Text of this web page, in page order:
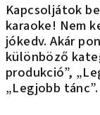
Kapcsoljátok
karaoke! Nem
jókedv. Akár
különböző
produkció”,
„Legjobb tánc”.